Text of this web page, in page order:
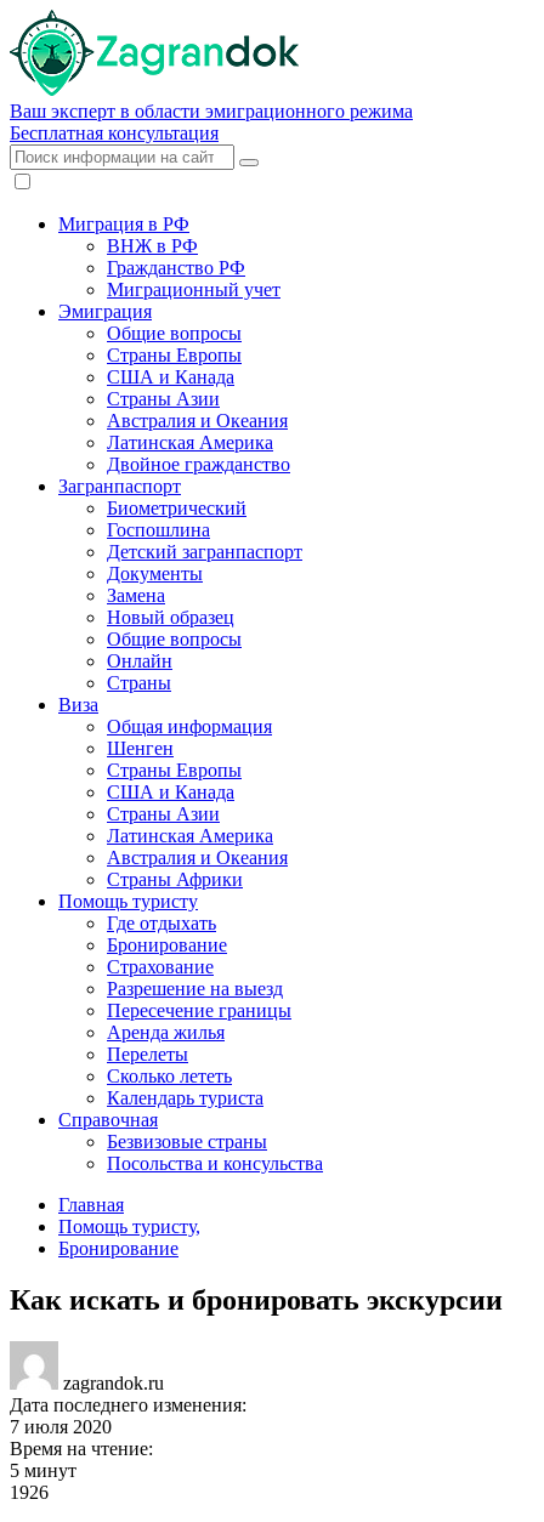
Ваш эксперт в области эмиграционного режима
Бесплатная консультация
Миграция в РФ
ВНЖ в РФ
Гражданство РФ
Миграционный учет
Эмиграция
Общие вопросы
Страны Европы
США и Канада
Страны Азии
Австралия и Океания
Латинская Америка
Двойное гражданство
Загранпаспорт
Биометрический
Госпошлина
Детский загранпаспорт
Документы
Замена
Новый образец
Общие вопросы
Онлайн
Страны
Виза
Общая информация
Шенген
Страны Европы
США и Канада
Страны Азии
Латинская Америка
Австралия и Океания
Страны Африки
Помощь туристу
Где отдыхать
Бронирование
Страхование
Разрешение на выезд
Пересечение границы
Аренда жилья
Перелеты
Сколько лететь
Календарь туриста
Справочная
Безвизовые страны
Посольства и консульства
Главная
Помощь туристу,
Бронирование
Как искать и бронировать экскурсии
zagrandok.ru
Дата последнего изменения:
7 июля 2020
Время на чтение:
5 минут
1926